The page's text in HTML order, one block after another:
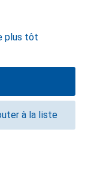
plus tôt
à la liste